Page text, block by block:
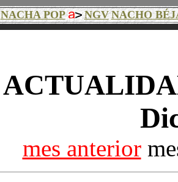
NACHA POP NGV NACHO
mes anterior